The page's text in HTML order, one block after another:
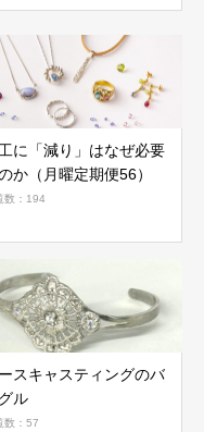
に「減り」はなぜ必要
か（月曜定期便56）
数：194
スキャスティングのバ
ル
数：57